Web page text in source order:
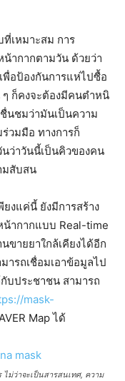
เหมาะสม การ
ากากตามวัน ด้วยว่า
พื่อป้องกันการแห่ไปซื้อ
ก็คงจะต้องมีคนตำหนิ
นชมว่ามันเป็นความ
วมมือ ทางการก็
ว่าวันนี้เป็นคิวของคน
มสับสน
งแค่นี้ ยังมีการสร้าง
น้ากากแบบ Real-time
ขายยาใกล้เคียงได้อีก
ารถเชื่อมเอาข้อมูลไป
บประชาชน สามารถ
mask-
Map ได้
ไม่ว่าจะเป็นสารสนเทศ, ความ